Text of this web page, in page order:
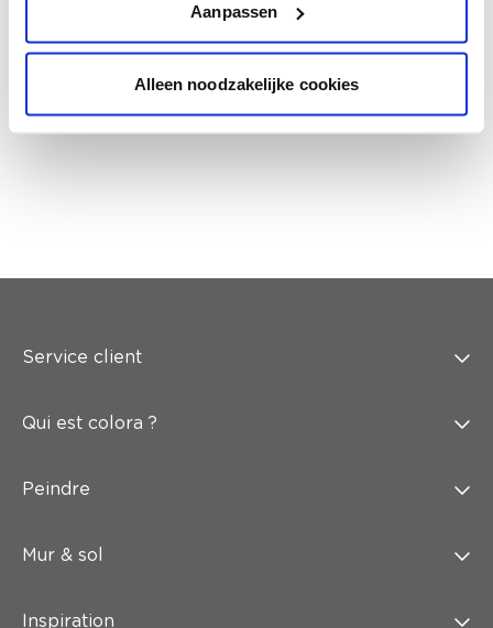
Aanpassen
Alleen noodzakelijke cookies
l'éclairage et de votre mobilier.
Obtenez un contrôle technologique de vos
Service client
Qui est colora ?
Peindre
Mur & sol
Inspiration